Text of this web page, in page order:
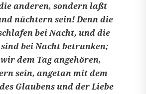
anderen, sondern laßt
nüchtern sein! Denn die
bei Nacht, und die
bei Nacht betrunken;
dem Tag angehören,
sein, angetan mit dem
Glaubens und der Liebe